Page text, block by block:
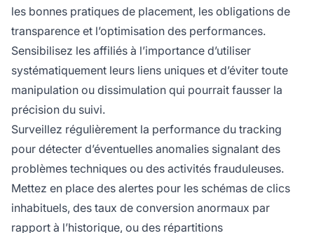
les bonnes pratiques de placement, les obligations de
transparence et l’optimisation des performances.
Sensibilisez les affiliés à l’importance d’utiliser
systématiquement leurs liens uniques et d’éviter toute
manipulation ou dissimulation qui pourrait fausser la
précision du suivi.
Surveillez régulièrement la performance du tracking
pour détecter d’éventuelles anomalies signalant des
problèmes techniques ou des activités frauduleuses.
Mettez en place des alertes pour les schémas de clics
inhabituels, des taux de conversion anormaux par
rapport à l’historique, ou des répartitions